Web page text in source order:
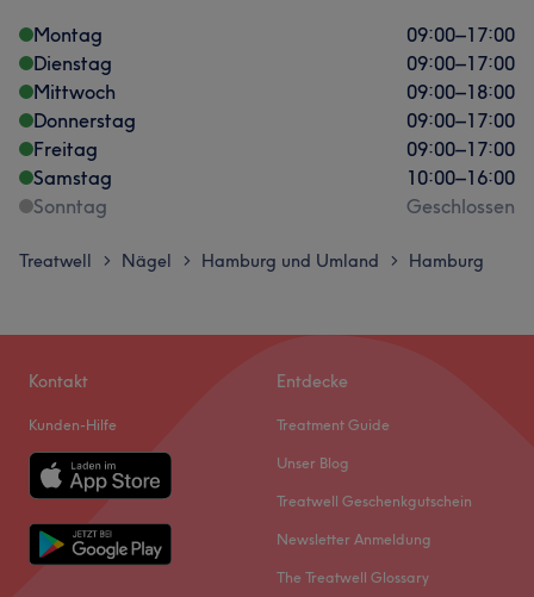
Montag
09:00–17:00
Dienstag
09:00–17:00
Mittwoch
09:00–18:00
Donnerstag
09:00–17:00
Freitag
09:00–17:00
Samstag
10:00–16:00
Sonntag
Geschlossen
Treatwell > Nägel > Hamburg und Umland > Hamburg
Kontakt
Kunden-Hilfe
Entdecke
Treatment Guide
Unser Blog
Treatwell Geschenkgutschein
Newsletter Anmeldung
The Treatwell Glossary